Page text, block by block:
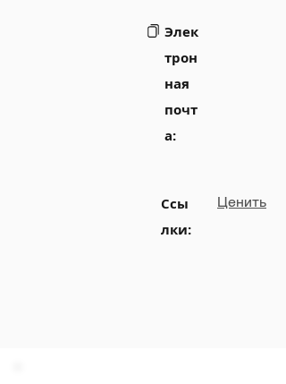
Элек
трон
ная
почт
а:
Ссы
лки:
Ценить